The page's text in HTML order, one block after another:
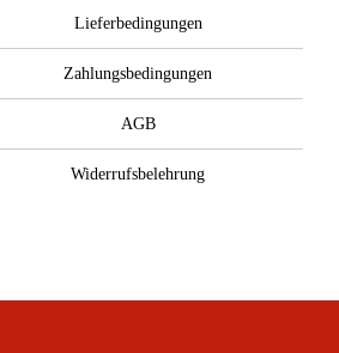
Lieferbedingungen
Zahlungsbedingungen
AGB
Widerrufsbelehrung